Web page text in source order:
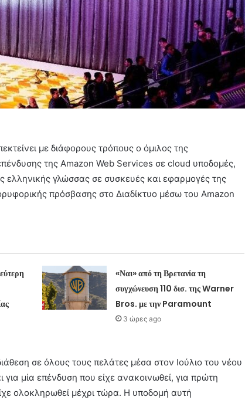
με διάφορους τρόπους ο όμιλος της
της Amazon Web Services σε cloud υποδομές,
ελληνικής γλώσσας σε συσκευές και εφαρμογές της
πρόσβασης στο Διαδίκτυο μέσω του Amazon
«Ναι» από τη Βρετανία τη
συγχώνευση 110 δισ. της Warner
Bros. με την Paramount
3 ώρες ago
σε όλους τους πελάτες μέσα στον Ιούλιο του νέου
μία επένδυση που είχε ανακοινωθεί, για πρώτη
ολοκληρωθεί μέχρι τώρα. Η υποδομή αυτή